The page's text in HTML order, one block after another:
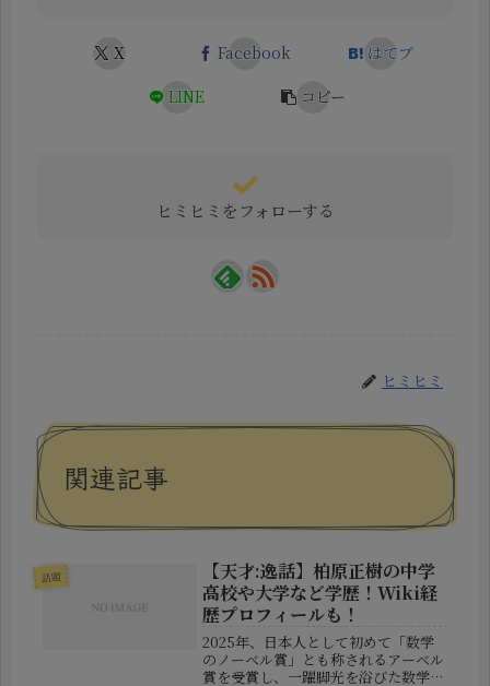
X Facebook
はてブ
LINE
コピー
ヒミヒミをフォローする
ヒミヒミ
関連記事
話題
【天才:逸話】柏原正樹の中学
高校や大学など学歴！Wiki経
歴プロフィールも！
2025年、日本人として初めて「数学
のノーベル賞」とも称されるアーベル
賞を受賞し、一躍脚光を浴びた数学